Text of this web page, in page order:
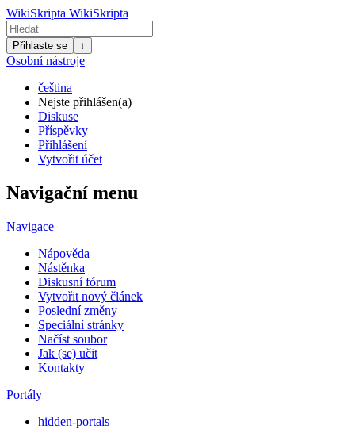
WikiSkripta WikiSkripta
Přihlaste se ↓
Osobní nástroje
čeština
Nejste přihlášen(a)
Diskuse
Příspěvky
Přihlášení
Vytvořit účet
Navigační menu
Navigace
Nápověda
Nástěnka
Diskusní fórum
Vytvořit nový článek
Poslední změny
Speciální stránky
Načíst soubor
Jak (se) učit
Kontakty
Portály
hidden-portals